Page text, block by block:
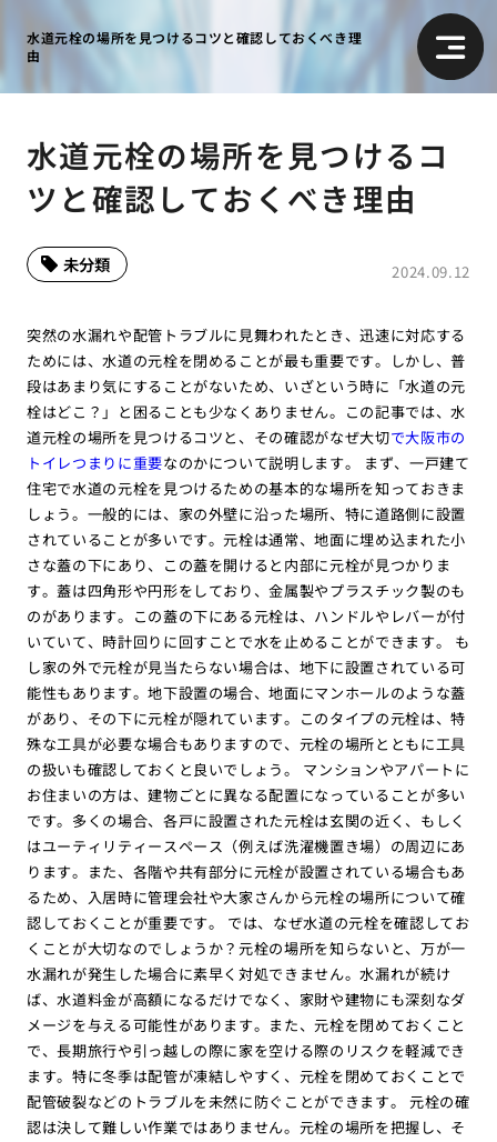
水道元栓の場所を見つけるコツと確認しておくべき理
由
水道元栓の場所を見つけるコ
ツと確認しておくべき理由
2024.09.12
未分類
突然の水漏れや配管トラブルに見舞われたとき、迅速に対応する
ためには、水道の元栓を閉めることが最も重要です。しかし、普
段はあまり気にすることがないため、いざという時に「水道の元
栓はどこ？」と困ることも少なくありません。この記事では、水
道元栓の場所を見つけるコツと、その確認がなぜ大切で大阪市の
トイレつまりに重要なのかについて説明します。 まず、一戸建て
住宅で水道の元栓を見つけるための基本的な場所を知っておきま
しょう。一般的には、家の外壁に沿った場所、特に道路側に設置
されていることが多いです。元栓は通常、地面に埋め込まれた小
さな蓋の下にあり、この蓋を開けると内部に元栓が見つかりま
す。蓋は四角形や円形をしており、金属製やプラスチック製のも
のがあります。この蓋の下にある元栓は、ハンドルやレバーが付
いていて、時計回りに回すことで水を止めることができます。 も
し家の外で元栓が見当たらない場合は、地下に設置されている可
能性もあります。地下設置の場合、地面にマンホールのような蓋
があり、その下に元栓が隠れています。このタイプの元栓は、特
殊な工具が必要な場合もありますので、元栓の場所とともに工具
の扱いも確認しておくと良いでしょう。 マンションやアパートに
お住まいの方は、建物ごとに異なる配置になっていることが多い
です。多くの場合、各戸に設置された元栓は玄関の近く、もしく
はユーティリティースペース（例えば洗濯機置き場）の周辺にあ
ります。また、各階や共有部分に元栓が設置されている場合もあ
るため、入居時に管理会社や大家さんから元栓の場所について確
認しておくことが重要です。 では、なぜ水道の元栓を確認してお
くことが大切なのでしょうか？元栓の場所を知らないと、万が一
水漏れが発生した場合に素早く対処できません。水漏れが続け
ば、水道料金が高額になるだけでなく、家財や建物にも深刻なダ
メージを与える可能性があります。また、元栓を閉めておくこと
で、長期旅行や引っ越しの際に家を空ける際のリスクを軽減でき
ます。特に冬季は配管が凍結しやすく、元栓を閉めておくことで
配管破裂などのトラブルを未然に防ぐことができます。 元栓の確
認は決して難しい作業ではありません。元栓の場所を把握し、そ